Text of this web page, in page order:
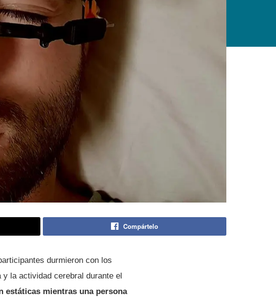
Compártelo
durmieron con los
la actividad cerebral durante el
estáticas mientras una persona